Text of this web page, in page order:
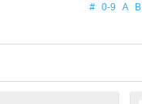
# 0-9 A B